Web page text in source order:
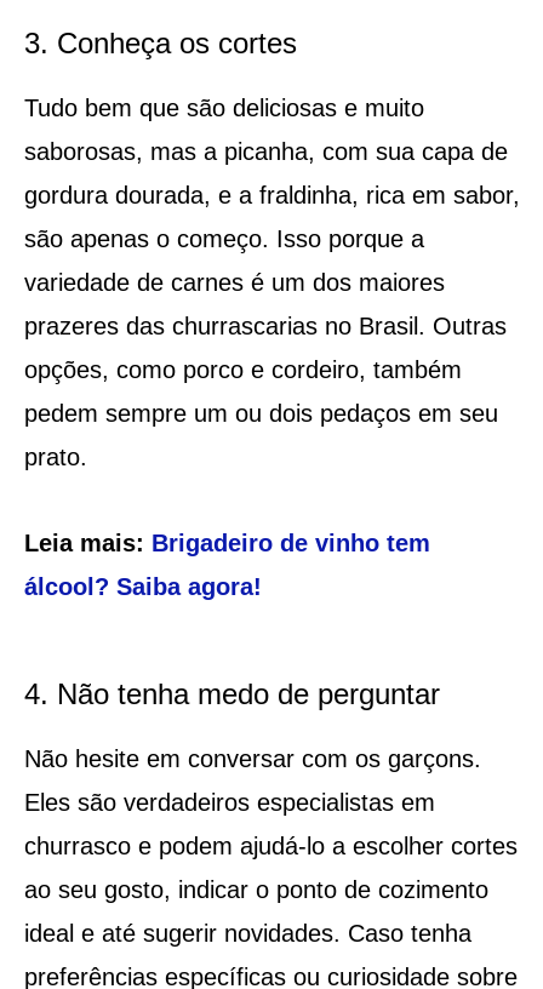
3. Conheça os cortes
Tudo bem que são deliciosas e muito
saborosas, mas a picanha, com sua capa de
gordura dourada, e a fraldinha, rica em sabor,
são apenas o começo. Isso porque a
variedade de carnes é um dos maiores
prazeres das churrascarias no Brasil. Outras
opções, como porco e cordeiro, também
pedem sempre um ou dois pedaços em seu
prato.
Leia mais: Brigadeiro de vinho tem
álcool? Saiba agora!
4. Não tenha medo de perguntar
Não hesite em conversar com os garçons.
Eles são verdadeiros especialistas em
churrasco e podem ajudá-lo a escolher cortes
ao seu gosto, indicar o ponto de cozimento
ideal e até sugerir novidades. Caso tenha
preferências específicas ou curiosidade sobre